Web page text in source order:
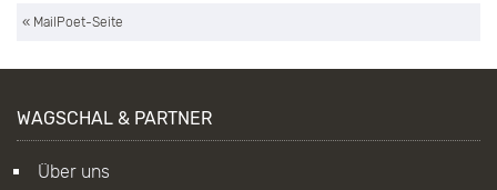
« MailPoet-Seite
WAGSCHAL & PARTNER
Über uns